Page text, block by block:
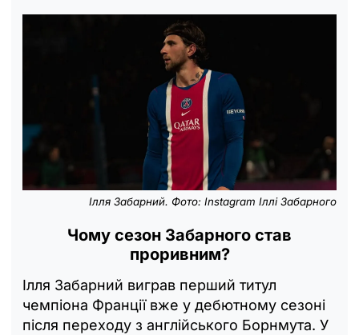
Ілля Забарний. Фото: Instagram Іллі Забарного
Чому сезон Забарного став
проривним?
Ілля Забарний виграв перший титул
чемпіона Франції вже у дебютному сезоні
після переходу з англійського Борнмута. У